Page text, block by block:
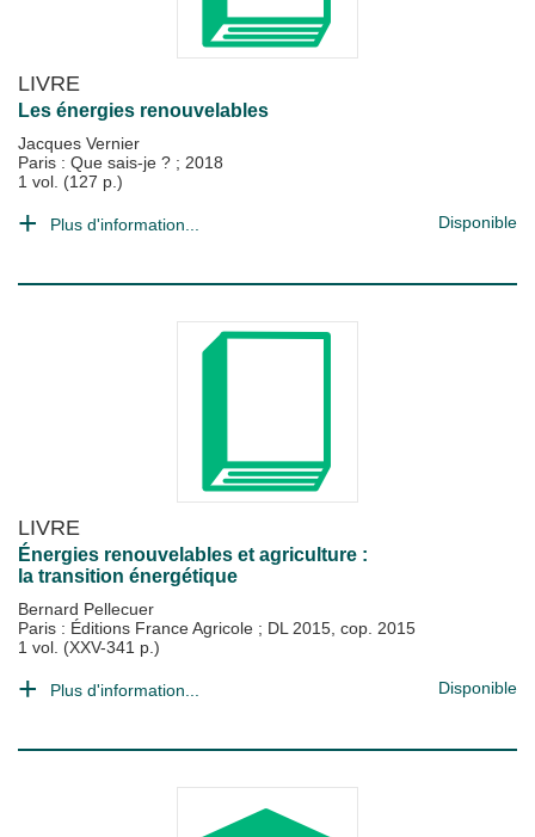
LIVRE
Les énergies renouvelables
Jacques Vernier
Paris : Que sais-je ? ; 2018
1 vol. (127 p.)
Plus d'information... Disponible
LIVRE
Énergies renouvelables et agriculture :
la transition énergétique
Bernard Pellecuer
Paris : Éditions France Agricole ; DL 2015, cop. 2015
1 vol. (XXV-341 p.)
Plus d'information... Disponible